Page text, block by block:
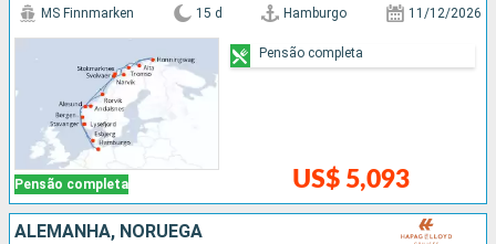
Pensão completa
MS Finnmarken 15 d Hamburgo 11/12/2026
US$ 5,093
Pensão completa
ALEMANHA, NORUEGA